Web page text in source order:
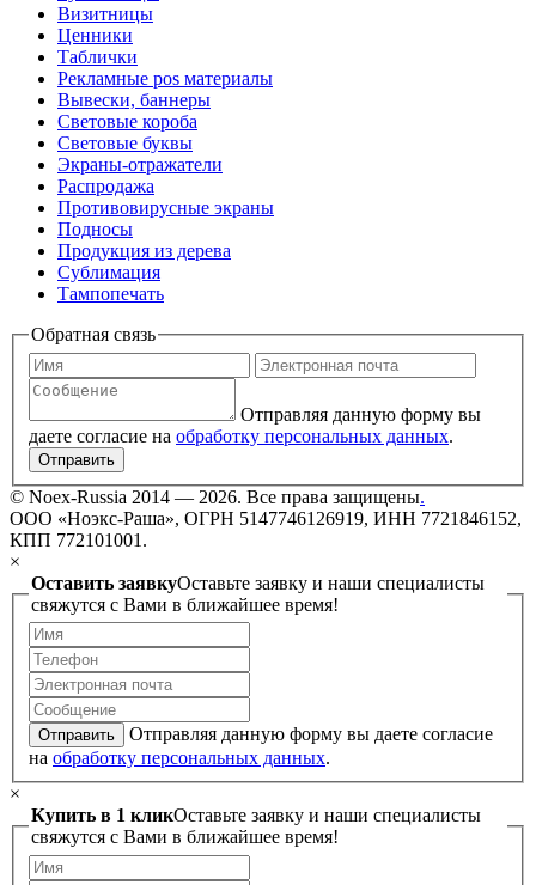
Визитницы
Ценники
Таблички
Рекламные pos материалы
Вывески, баннеры
Световые короба
Световые буквы
Экраны-отражатели
Распродажа
Противовирусные экраны
Подносы
Продукция из дерева
Сублимация
Тампопечать
Обратная связь
Отправляя данную форму вы
даете согласие на обработку персональных данных.
Отправить
© Noex-Russia 2014 — 2026. Все права защищены.
ООО «Ноэкс-Раша», ОГРН 5147746126919, ИНН 7721846152,
КПП 772101001.
×
Оставить заявкуОставьте заявку и наши специалисты
свяжутся с Вами в ближайшее время!
Отправить
Отправляя данную форму вы даете согласие
на обработку персональных данных.
×
Купить в 1 кликОставьте заявку и наши специалисты
свяжутся с Вами в ближайшее время!